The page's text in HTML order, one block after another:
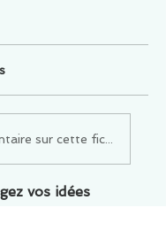
sur cette fiche ou cet
vos idées